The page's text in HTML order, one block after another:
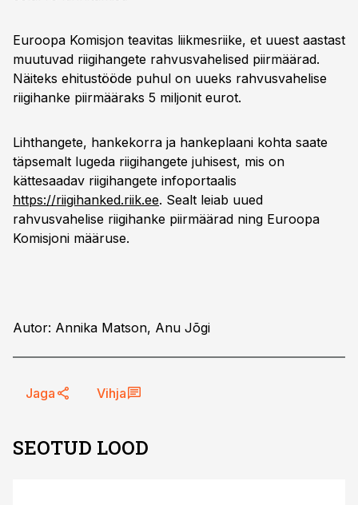
Euroopa Komisjon teavitas liikmesriike, et uuest aastast
muutuvad riigihangete rahvusvahelised piirmäärad.
Näiteks ehitustööde puhul on uueks rahvusvahelise
riigihanke piirmääraks 5 miljonit eurot.
Lihthangete, hankekorra ja hankeplaani kohta saate
täpsemalt lugeda riigihangete juhisest, mis on
kättesaadav riigihangete infoportaalis
https://riigihanked.riik.ee. Sealt leiab uued
rahvusvahelise riigihanke piirmäärad ning Euroopa
Komisjoni määruse.
Autor: Annika Matson, Anu Jõgi
Jaga Vihja
SEOTUD LOOD